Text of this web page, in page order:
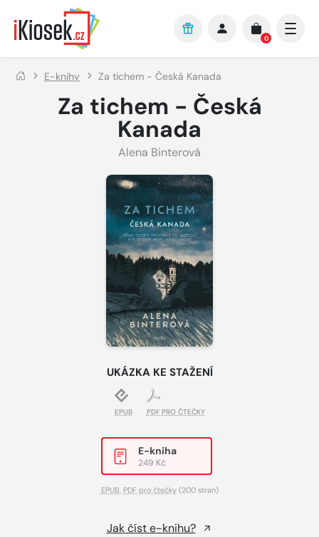
Přejít na hlavní obsah
0
E-knihy Za tichem - Česká Kanada
Za tichem - Česká
Kanada
Alena Binterová
UKÁZKA KE STAŽENÍ
EPUB PDF PRO ČTEČKY
E-kniha
249 Kč
EPUB, PDF pro čtečky(200 stran)
Jak číst e-knihu?